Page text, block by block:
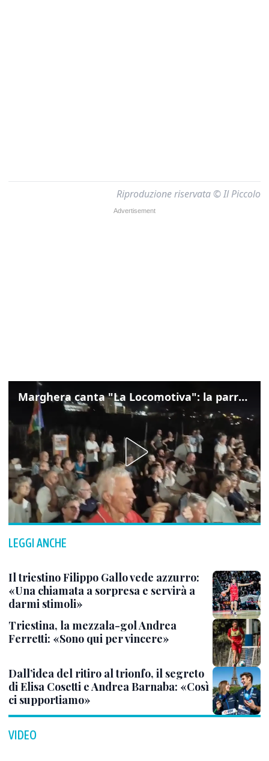
Riproduzione riservata © Il Piccolo
Marghera canta "La Locomotiva": la parrocchia della Cita ricorda Guccini
LEGGI ANCHE
Il triestino Filippo Gallo vede azzurro:
«Una chiamata a sorpresa e servirà a
darmi stimoli»
Triestina, la mezzala-gol Andrea
Ferretti: «Sono qui per vincere»
Dall’idea del ritiro al trionfo, il segreto
di Elisa Cosetti e Andrea Barnaba: «Così
ci supportiamo»
VIDEO